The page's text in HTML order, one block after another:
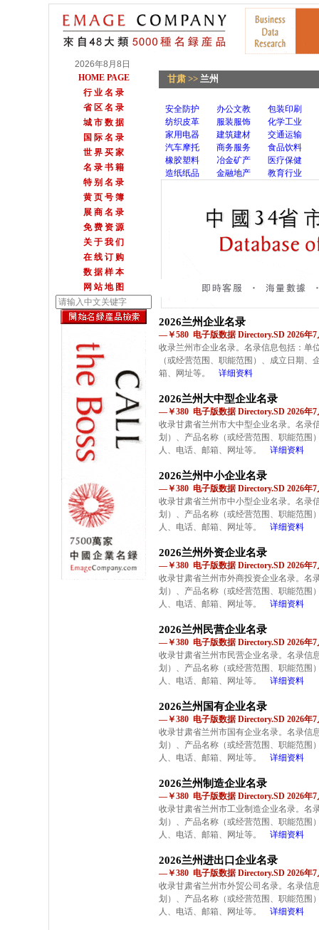
2026年8月8日
HOME PAGE
行 业 名 录
省 区 名 录
城 市 数 据
国 际 名 录
世 界 买 家
名 录 书 籍
特 别 名 录
黄 页 号 簿
展 商 名 录
免 费 资 源
关 于 我 们
在 线 订 购
数 据 样 本
网 站 地 图
甘肃 >> 兰州
安全防护 办公文教
包装印刷
纺织皮革
服装服饰
化学工业
家用电器
建筑建材
交通运输
汽车摩托
商务服务
食品饮料
橡胶塑料
冶金矿产
医疗保健
造纸纸品
金融地产 教育行业
2026兰州企业名录
—￥580 电子版数据 Directory.SD 2026年7
收录兰州市企业名录。名录信息包括：单
（或经营范围、职能范围）、成立日期
箱、网址等。
详细资料
2026兰州大中型企业名录
—￥380 电子版数据 Directory.SD 2026年7
收录甘肃省兰州市大中型企业名录。名录
划）、产品名称（或经营范围、职能范围
人、电话、邮箱、网址等。
详细资料
2026兰州中小企业名录
—￥380 电子版数据 Directory.SD 2026年7
收录甘肃省兰州市中小型企业名录。名录
划）、产品名称（或经营范围、职能范围
人、电话、邮箱、网址等。
详细资料
2026兰州外资企业名录
—￥380 电子版数据 Directory.SD 2026年7
收录甘肃省兰州市外商投资企业名录。名
划）、产品名称（或经营范围、职能范围
人、电话、邮箱、网址等。
详细资料
2026兰州民营企业名录
—￥380 电子版数据 Directory.SD 2026年7
收录甘肃省兰州市民营企业名录。名录信
划）、产品名称（或经营范围、职能范围
人、电话、邮箱、网址等。
详细资料
2026兰州国有企业名录
—￥380 电子版数据 Directory.SD 2026年7
收录甘肃省兰州市国有企业名录。名录信
划）、产品名称（或经营范围、职能范围
人、电话、邮箱、网址等。
详细资料
2026兰州制造企业名录
—￥380 电子版数据 Directory.SD 2026年7
收录甘肃省兰州市工业制造企业名录。名
划）、产品名称（或经营范围、职能范围
人、电话、邮箱、网址等。
详细资料
2026兰州进出口企业名录
—￥380 电子版数据 Directory.SD 2026年7
收录甘肃省兰州市外贸公司名录。名录信
划）、产品名称（或经营范围、职能范围
人、电话、邮箱、网址等。
详细资料